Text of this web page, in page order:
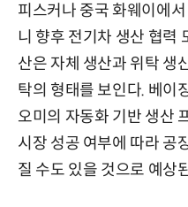
피스커나 중국 화웨이에
니 향후 전기차 생산 협력
산은 자체 생산과 위탁 생
탁의 형태를 보인다. 베이
오미의 자동화 기반 생산
시장 성공 여부에 따라 공
질 수도 있을 것으로 예상